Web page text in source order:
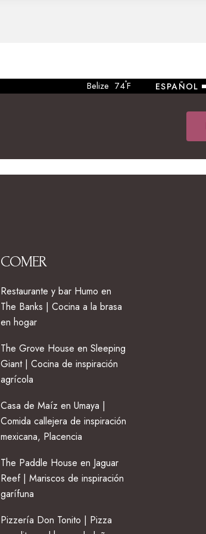
Belize 74°F ESPAÑOL
COMER
Restaurante y bar Humo en
The Banks | Cocina a la brasa
en hogar
The Grove House en Sleeping
Giant | Cocina de inspiración
agrícola
Casa de Maíz en Umaya |
Comida callejera de inspiración
mexicana, Placencia
The Paddle House en Jaguar
Reef | Mariscos de inspiración
garífuna
Pizzería Don Tonito | Pizza